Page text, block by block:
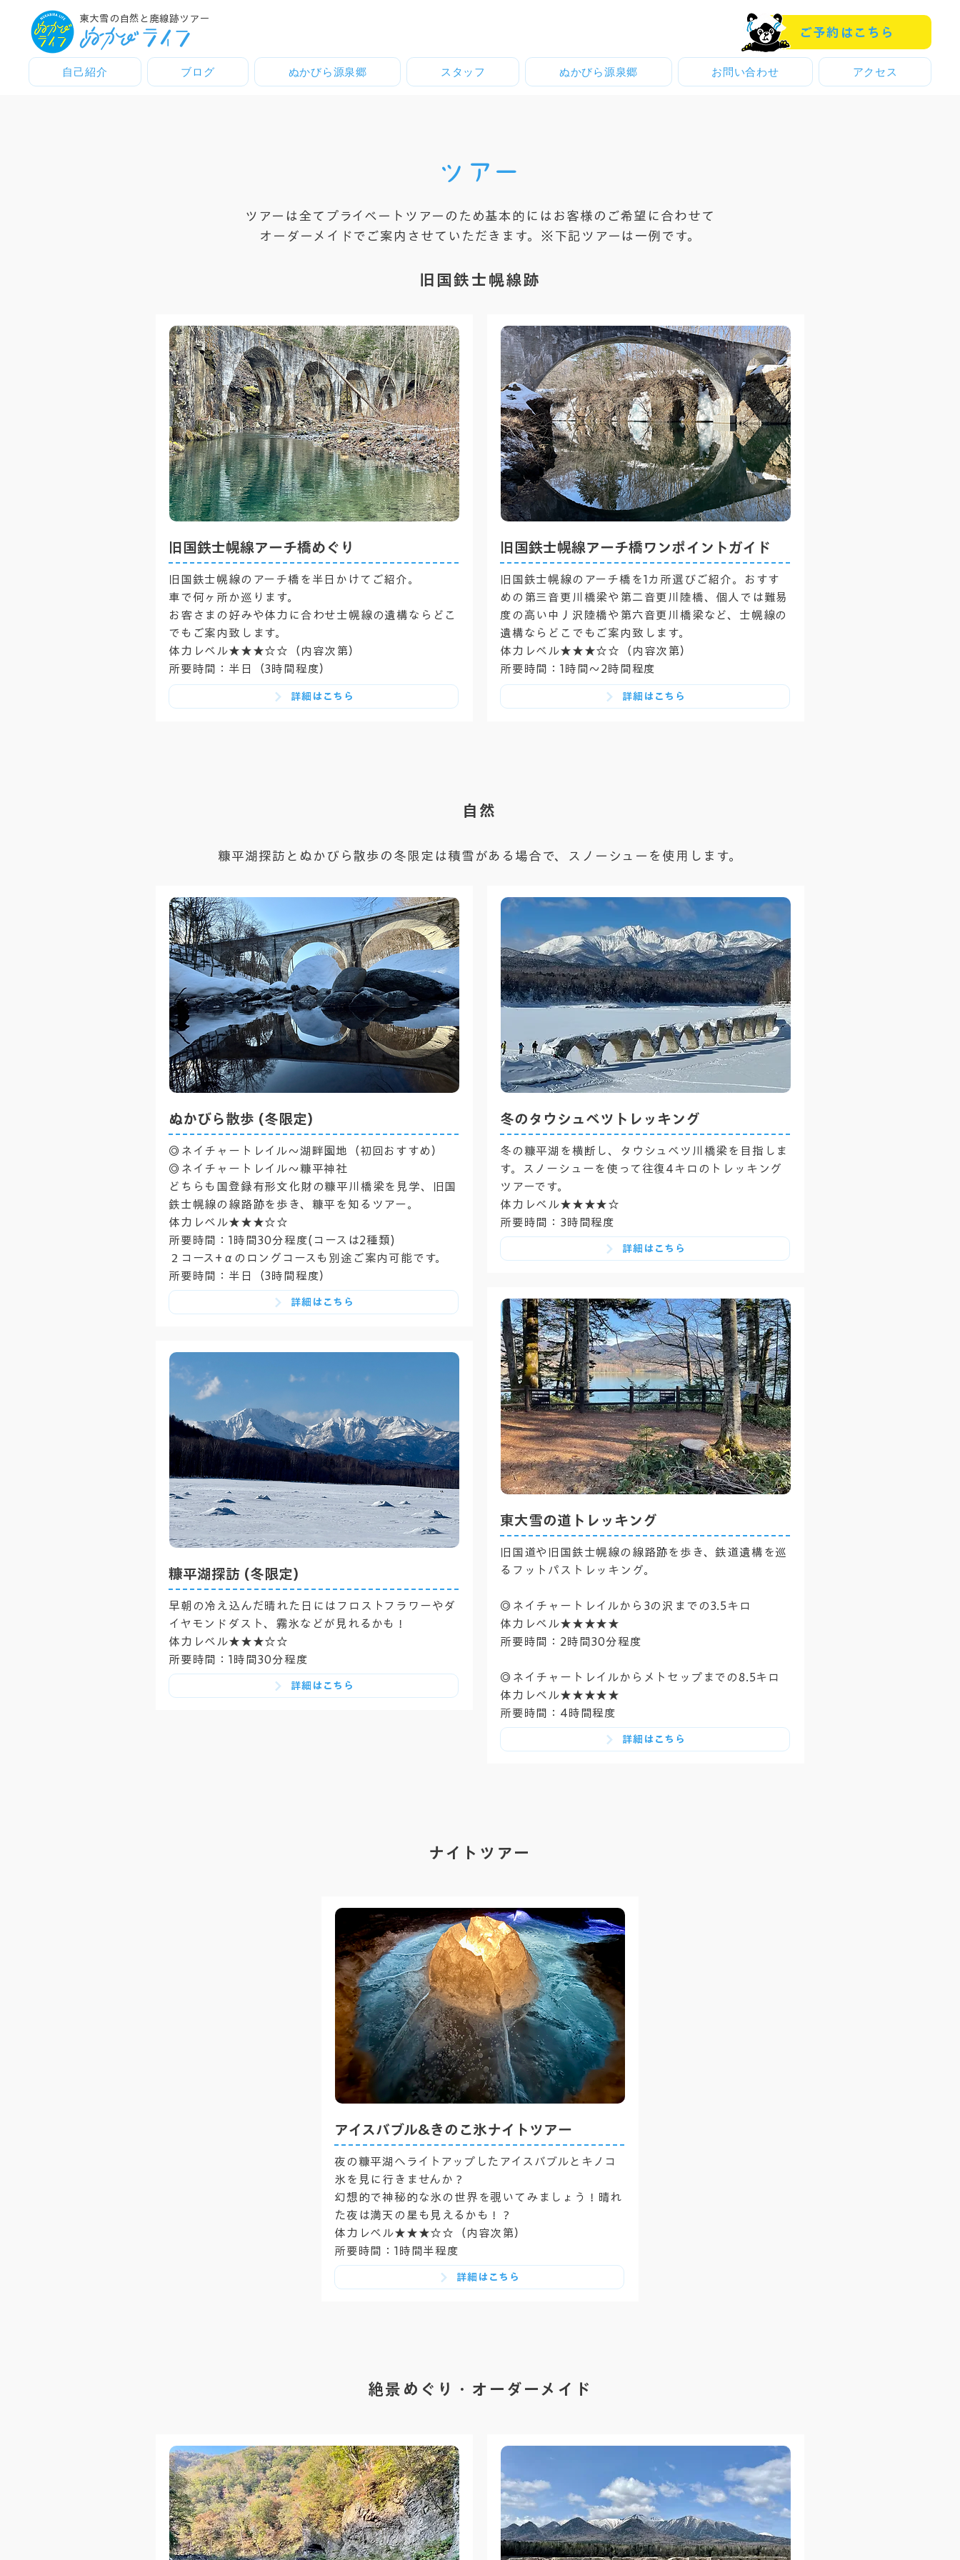
東大雪の自然と廃線跡ツアー
ご予約はこちら
自己紹介 ブログ ぬかびら源泉郷 スタッフ ぬかびら源泉郷 お問い合わせ アクセス
ツアー
​ツアーは全てプライベートツアーのため基本的にはお客様のご希望に合わせて
オーダーメイドでご案内させていただきます。​※下記ツアーは一例です。
旧国鉄士幌線跡
旧国鉄士幌線アーチ橋めぐり
旧国鉄士幌線のアーチ橋を半日かけてご紹介。
車で何ヶ所か巡ります。
お客さまの好みや体力に合わせ士幌線の遺構ならどこ
でもご案内致します。
体力レベル★★★☆☆（内容次第）
所要時間：半日（3時間程度）
詳細はこちら
旧国鉄士幌線アーチ橋ワンポイントガイド
旧国鉄士幌線のアーチ橋を1カ所選びご紹介。おすす
めの第三音更川橋梁や第二音更川陸橋、個人では難易
度の高い中丿沢陸橋や第六音更川橋梁など、士幌線の
遺構ならどこでもご案内致します。
体力レベル★★★☆☆（内容次第）
所要時間：1時間〜2時間程度
詳細はこちら
自然
糠平湖探訪とぬかびら散歩の冬限定は積雪がある場合で、スノーシューを使用します。
ぬかびら散歩 (冬限定)
◎ネイチャートレイル〜湖畔園地（初回おすすめ）
◎ネイチャートレイル〜糠平神社
どちらも国登録有形文化財の糠平川橋梁を見学、旧国
鉄士幌線の線路跡を歩き、糠平を知るツアー。
体力レベル★★★☆☆
所要時間：1時間30分程度(コースは2種類)
２コース+αのロングコースも別途ご案内可能です。
所要時間：半日（3時間程度）
詳細はこちら
糠平湖探訪 (冬限定)
早朝の冷え込んだ晴れた日にはフロストフラワーやダ
イヤモンドダスト、霧氷などが見れるかも！
体力レベル★★★☆☆
所要時間：1時間30分程度
詳細はこちら
冬のタウシュベツトレッキング
冬の糠平湖を横断し、タウシュベツ川橋梁を目指しま
す。スノーシューを使って往復4キロのトレッキング
ツアーです。
体力レベル★★★★☆
所要時間：3時間程度
詳細はこちら
東大雪の道トレッキング
旧国道や旧国鉄士幌線の線路跡を歩き、鉄道遺構を巡
るフットパストレッキング。
◎ネイチャートレイルから3の沢までの3.5キロ
体力レベル★★★★★
所要時間：2時間30分程度
◎ネイチャートレイルからメトセップまでの8.5キロ
体力レベル★★★★★
所要時間：4時間程度
詳細はこちら
ナイトツアー
アイスバブル&きのこ氷ナイトツアー
夜の糠平湖へライトアップしたアイスバブルとキノコ
氷を見に行きませんか？​
幻想的で神秘的な氷の世界を覗いてみましょう！​晴れ
た夜は満天の星も見えるかも！？
体力レベル★★★☆☆（内容次第）
所要時間：1時間半程度
詳細はこちら
絶景めぐり・オーダーメイド